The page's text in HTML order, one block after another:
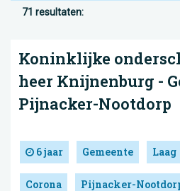
71 resultaten:
Koninklijke
heer Knijnenburg -
Pijnacker-Nootdorp
6 jaar Gemeente Laag
Corona Pijnacker-